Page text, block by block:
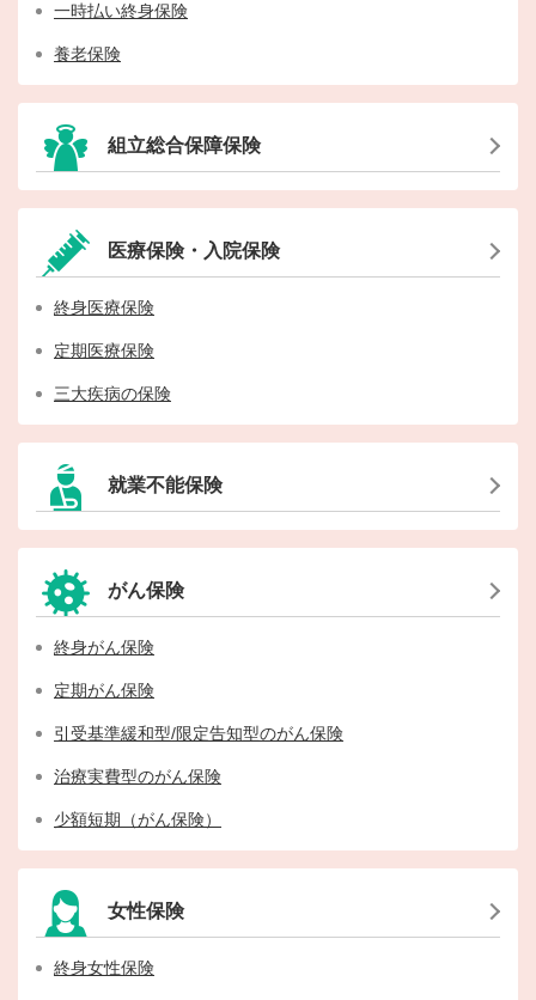
一時払い終身保険
養老保険
組立総合保障保険
医療保険・入院保険
終身医療保険
定期医療保険
三大疾病の保険
就業不能保険
がん保険
終身がん保険
定期がん保険
引受基準緩和型/限定告知型のがん保険
治療実費型のがん保険
少額短期（がん保険）
女性保険
終身女性保険